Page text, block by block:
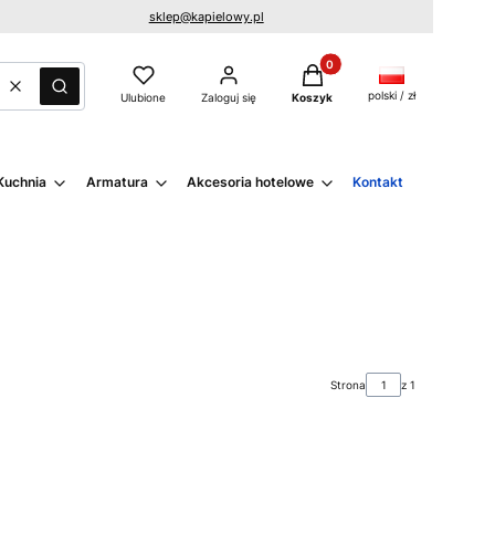
sklep@kapielowy.pl
WyczyśćSzukaj Ulubione Zaloguj się
Produkty w koszyku: 0.
Koszyk polski / zł
Armatura Akcesoria hotelowe Kontakt
Strona z 1